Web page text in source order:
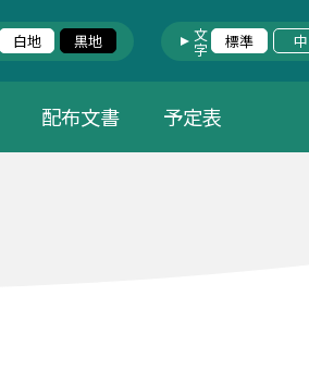
白地 黒地 文字 標準 中
配布文書 予定表